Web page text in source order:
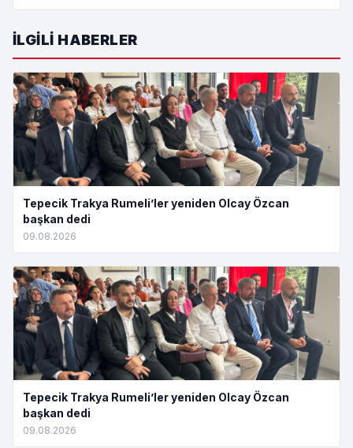
İLGILI HABERLER
Tepecik Trakya Rumeli’ler yeniden Olcay Özcan
başkan dedi
09.08.2026
Tepecik Trakya Rumeli’ler yeniden Olcay Özcan
başkan dedi
09.08.2026